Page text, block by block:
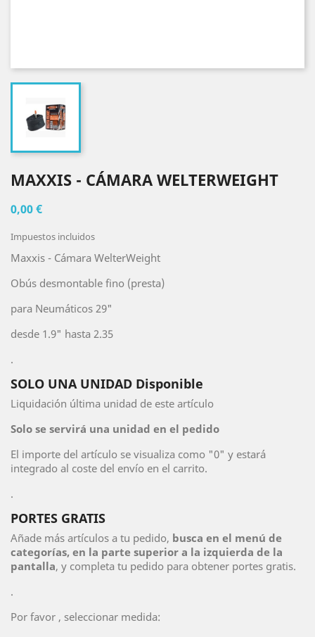
MAXXIS - CÁMARA WELTERWEIGHT
0,00 €
Impuestos incluidos
Maxxis - Cámara WelterWeight
Obús desmontable fino (presta)
para Neumáticos 29"
desde 1.9" hasta 2.35
.
SOLO UNA UNIDAD Disponible
Liquidación última unidad de este artículo
Solo se servirá una unidad en el pedido
El importe del artículo se visualiza como "0" y estará
integrado al coste del envío en el carrito.
.
PORTES GRATIS
Añade más artículos a tu pedido, busca en el menú de
categorías, en la parte superior a la izquierda de la
pantalla, y completa tu pedido para obtener portes gratis.
.
Por favor , seleccionar medida: